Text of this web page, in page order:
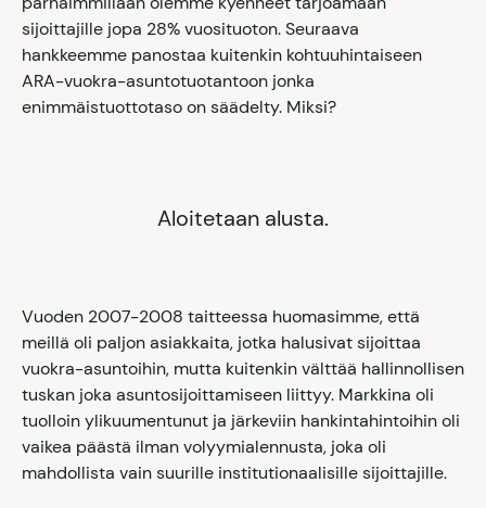
sijoittajille jopa 28% vuosituoton. Seuraava
hankkeemme panostaa kuitenkin kohtuuhintaiseen
ARA-vuokra-asuntotuotantoon jonka
enimmäistuottotaso on säädelty. Miksi?
Aloitetaan alusta.
Vuoden 2007-2008 taitteessa huomasimme, että
meillä oli paljon asiakkaita, jotka halusivat sijoittaa
vuokra-asuntoihin, mutta kuitenkin välttää hallinnollisen
tuskan joka asuntosijoittamiseen liittyy. Markkina oli
tuolloin ylikuumentunut ja järkeviin hankintahintoihin oli
vaikea päästä ilman volyymialennusta, joka oli
mahdollista vain suurille institutionaalisille sijoittajille.